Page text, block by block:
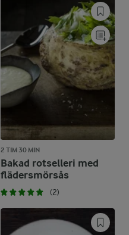
2 TIM 30 MIN
Bakad rotselleri med
flädersmörsås
(2)